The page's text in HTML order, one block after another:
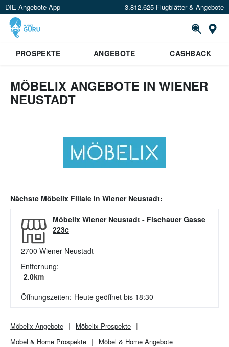
DIE Angebote App 3.812.625 Flugblätter & Angebote
PROSPEKTE
ANGEBOTE CASHBACK
MÖBELIX ANGEBOTE IN WIENER
NEUSTADT
Nächste Möbelix Filiale in Wiener Neustadt:
Möbelix Wiener Neustadt - Fischauer Gasse
223c
2700 Wiener Neustadt
Entfernung:
2.0km
Öffnungszeiten: Heute geöffnet bis 18:30
Möbelix Angebote Möbelix Prospekte
Möbel & Home Prospekte Möbel & Home Angebote